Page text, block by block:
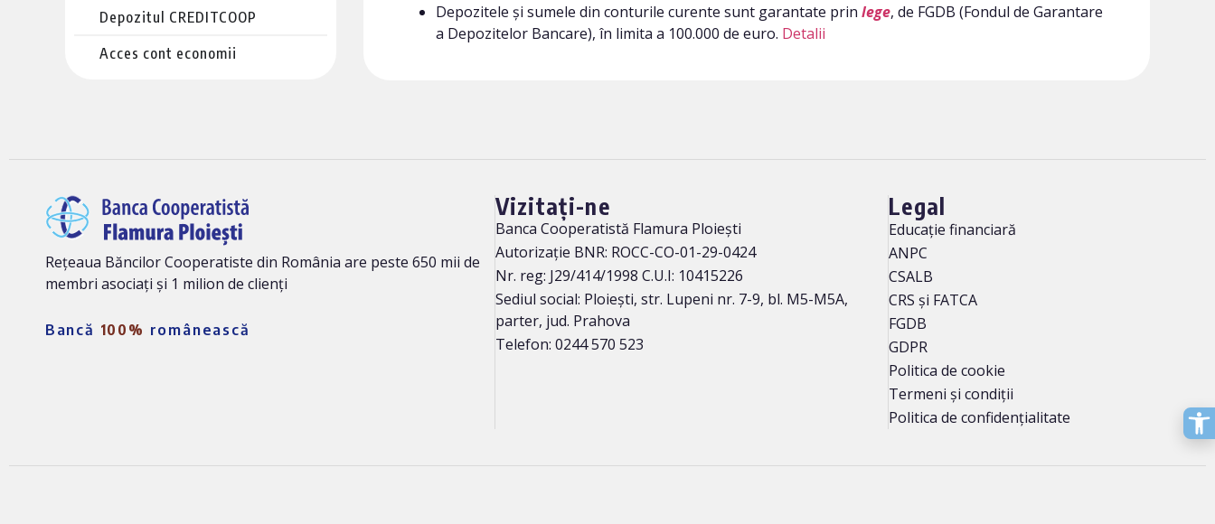
Depozitul CREDITCOOP
Acces cont economii
Depozitele și sumele din conturile curente sunt garantate prin lege, de FGDB (Fondul de Garantare
a Depozitelor Bancare), în limita a 100.000 de euro. Detalii
Rețeaua Băncilor Cooperatiste din România are peste 650 mii de
membri asociați și 1 milion de clienți
Bancă 100% românească
Vizitați-ne
Banca Cooperatistă Flamura Ploieşti
Autorizație BNR: ROCC-CO-01-29-0424
Nr. reg: J29/414/1998 C.U.I: 10415226
Sediul social: Ploieşti, str. Lupeni nr. 7-9, bl. M5-M5A,
parter, jud. Prahova
Telefon: 0244 570 523
Legal
Educație financiară
ANPC
CSALB
CRS și FATCA
FGDB
GDPR
Politica de cookie
Termeni și condiții
Politica de confidențialitate